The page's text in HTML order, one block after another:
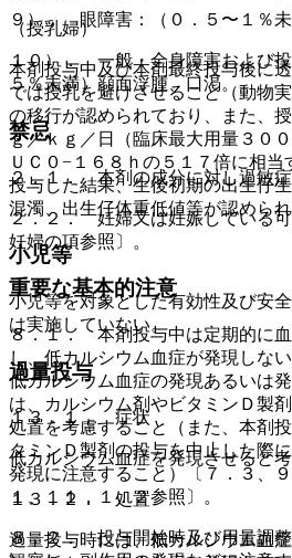
（授乳婦）
本剤投与中及び本剤最終投与後に
では授乳を避けさせること（動物
の移行が認められており、また、
ｇ／ｋｇ／日（臨床最大用量３０
ＵＣ０−１６８ｈの５１７倍に相
投与した結果、生後初期の出生仔
混濁、出生仔体重低値等が認めら
小児等
小児等を対象とした有効性及び安
は実施していない。
過量投与
１３．１． 症状
低カルシウム血症を発現させると
１３．２． 処置
過量投与時には、低カルシウム血
９）． 眼障害：（０．５〜１％未
１０）． 一般・全身障害および
５％未満）顔面浮腫、口渇。
禁忌
２．１． 本剤の成分に対し過敏
２．２． 妊婦又は妊娠している
妊婦の項参照〕。
重要な基本的注意
８．１． 本剤投与中は定期的に
し、低カルシウム血症が発現しな
低カルシウム血症の発現あるいは
は、カルシウム剤やビタミンＤ製
処置を考慮すること（また、本剤
タミンＤ製剤の投与を中止した際
発現に注意すること）〔７．３、
１、１１．１．２参照〕。
８．２． 投与開始時及び用量調